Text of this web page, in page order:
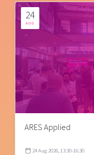
24
AUG
ARES Applied
24 Aug 2026, 13:30-16:30